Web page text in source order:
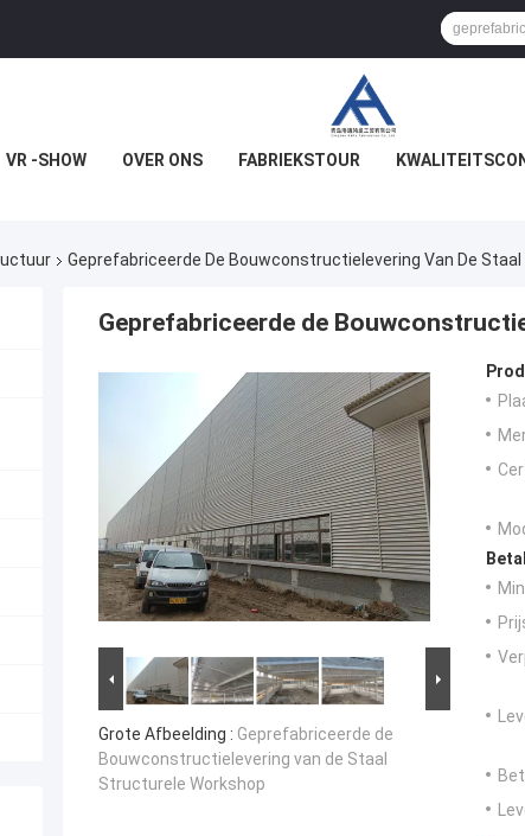
VR -SHOW OVER ONS FABRIEKSTOUR
Geprefabriceerde De Bouwconstructielevering Van De
Geprefabriceerde de
Grote Afbeelding : Geprefabriceerde de
Bouwconstructielevering van de Staal
Structurele Workshop